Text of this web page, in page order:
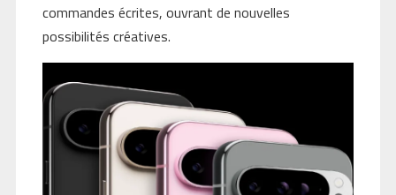
commandes écrites, ouvrant de nouvelles
possibilités créatives.